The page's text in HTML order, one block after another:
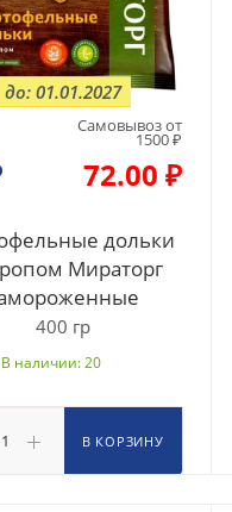
Самовывоз от
1500 ₽
72.00 ₽
дольки
Мираторг
до: 01.01.2027
400 гр
В наличии: 20
В КОРЗИНУ